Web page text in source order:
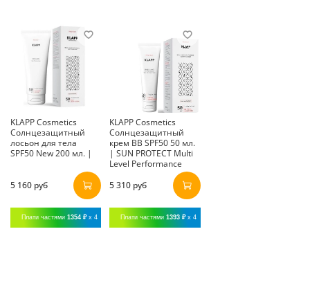
KLAPP Cosmetics
Солнцезащитный
лосьон для тела
SPF50 New 200 мл. |
5 160 руб
Плати частями 1354 ₽ x 4
KLAPP Cosmetics
Солнцезащитный
крем BB SPF50 50 мл.
| SUN PROTECT Multi
Level Performance
5 310 руб
Плати частями1393 ₽ x 4